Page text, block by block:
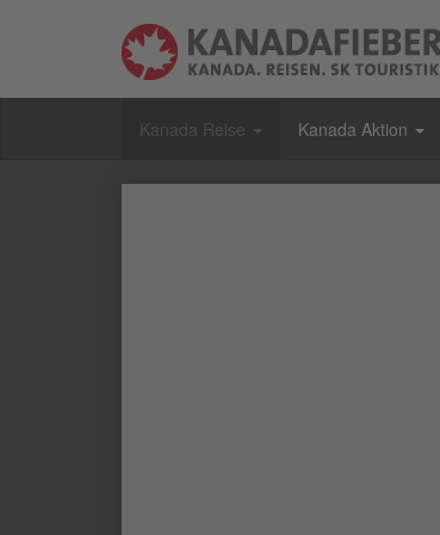
Kanada Reise Kanada Aktion